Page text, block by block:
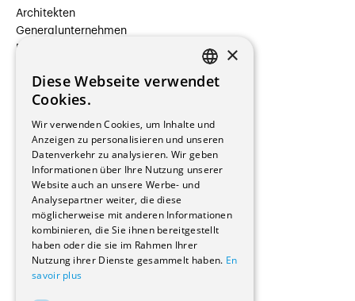
Architekten
Generalunternehmen
Beauftragte Unternehmen
Hersteller/Lieferanten
Bauherrschaften
Immobilienverwaltungsgesellschaften
Stockwerkeigentum
Reportagen
Wohnungen
Renovierungen
Innere Umbauten
Gastgewerbe und Tourismus
Verwaltungsgebäude und Geschäfte
Schuleinrichtungen
Medizinische Einrichtungen
FRENCH
×
Diese Webseite verwendet
Cookies.
Wir verwenden Cookies, um Inhalte und
Anzeigen zu personalisieren und unseren
Datenverkehr zu analysieren. Wir geben
Informationen über Ihre Nutzung unserer
Website auch an unsere Werbe- und
Analysepartner weiter, die diese
möglicherweise mit anderen Informationen
kombinieren, die Sie ihnen bereitgestellt
haben oder die sie im Rahmen Ihrer
Nutzung ihrer Dienste gesammelt haben. En
savoir plus